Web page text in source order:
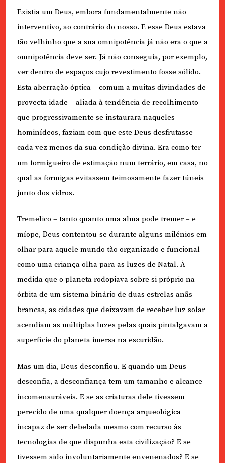
Existia um Deus, embora fundamentalmente não
interventivo, ao contrário do nosso. E esse Deus estava
tão velhinho que a sua omnipotência já não era o que a
omnipotência deve ser. Já não conseguia, por exemplo,
ver dentro de espaços cujo revestimento fosse sólido.
Esta aberração óptica – comum a muitas divindades de
provecta idade – aliada à tendência de recolhimento
que progressivamente se instaurara naqueles
hominídeos, faziam com que este Deus desfrutasse
cada vez menos da sua condição divina. Era como ter
um formigueiro de estimação num terrário, em casa, no
qual as formigas evitassem teimosamente fazer túneis
junto dos vidros.
Tremelico – tanto quanto uma alma pode tremer – e
míope, Deus contentou-se durante alguns milénios em
olhar para aquele mundo tão organizado e funcional
como uma criança olha para as luzes de Natal. À
medida que o planeta rodopiava sobre si próprio na
órbita de um sistema binário de duas estrelas anãs
brancas, as cidades que deixavam de receber luz solar
acendiam as múltiplas luzes pelas quais pintalgavam a
superfície do planeta imersa na escuridão.
Mas um dia, Deus desconfiou. E quando um Deus
desconfia, a desconfiança tem um tamanho e alcance
incomensuráveis. E se as criaturas dele tivessem
perecido de uma qualquer doença arqueológica
incapaz de ser debelada mesmo com recurso às
tecnologias de que dispunha esta civilização? E se
tivessem sido involuntariamente envenenados? E se